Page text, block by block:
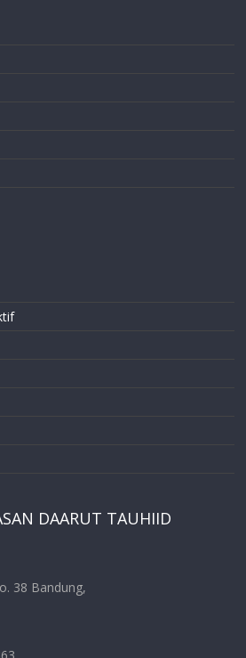
DAARUT TAUHIID
38 Bandung,